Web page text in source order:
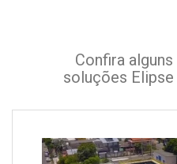
Confira
soluções